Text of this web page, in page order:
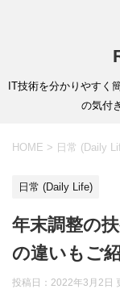
IT技術を分かりやすく
の気付
HOME > 日常 (Daily
日常 (Daily Life)
年末調整の
の違いもご
投稿日：2022年3月2日